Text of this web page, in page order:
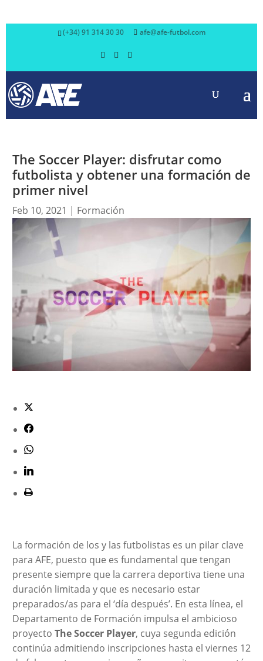
(+34) 91 314 30 30 afe@afe-futbol.com
The Soccer Player: disfrutar como
futbolista y obtener una formación de
primer nivel
Feb 10, 2021 | Formación
La formación de los y las futbolistas es un pilar clave
para AFE, puesto que es fundamental que tengan
presente siempre que la carrera deportiva tiene una
duración limitada y que es necesario estar
preparados/as para el ‘día después’. En esta línea, el
Departamento de Formación impulsa el ambicioso
proyecto The Soccer Player, cuya segunda edición
continúa admitiendo inscripciones hasta el viernes 12